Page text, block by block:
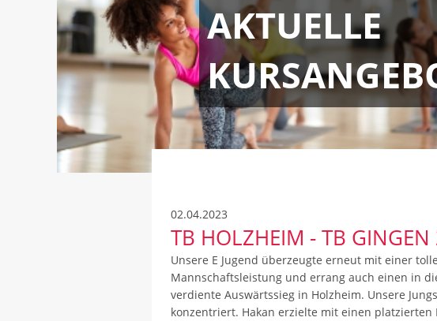
AKTUELLE
02.04.2023
TB HOLZHEIM - TB GINGEN
Unsere E Jugend überzeugte erneut mit einer
Mannschaftsleistung und errang auch einen in
verdiente Auswärtssieg in Holzheim. Unsere
konzentriert. Hakan erzielte mit einen platzierten